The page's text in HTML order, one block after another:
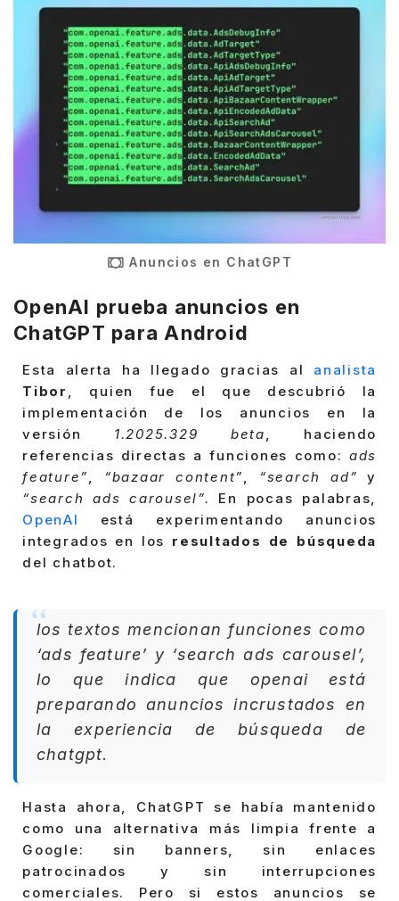
Anuncios en ChatGPT
OpenAI prueba anuncios en
ChatGPT para Android
Esta alerta ha llegado gracias al analista
Tibor , quien fue el que descubrió la
implementación de los anuncios en la
versión 1.2025.329 beta, haciendo
referencias directas a funciones como: ads
feature”, “bazaar content”, “search ad” y
“search ads carousel”. En pocas palabras,
OpenAI
está experimentando anuncios
integrados en los resultados de búsqueda
del chatbot.
los textos mencionan funciones como
‘ads feature’ y ‘search ads carousel’,
lo que indica que openai está
preparando anuncios incrustados en
la experiencia de búsqueda de
chatgpt.
Hasta ahora, ChatGPT se había mantenido
como una alternativa más limpia frente a
Google: sin banners, sin enlaces
patrocinados y sin interrupciones
comerciales. Pero si estos anuncios se